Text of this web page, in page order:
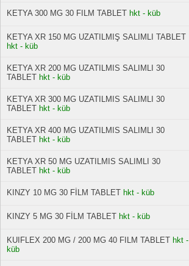
KETYA 300 MG 30 FILM TABLET hkt - küb
KETYA XR 150 MG UZATILMIŞ SALIMLI TABLET
hkt - küb
KETYA XR 200 MG UZATILMIS SALIMLI 30
TABLET hkt - küb
KETYA XR 300 MG UZATILMIS SALIMLI 30
TABLET hkt - küb
KETYA XR 400 MG UZATILMIS SALIMLI 30
TABLET hkt - küb
KETYA XR 50 MG UZATILMIS SALIMLI 30
TABLET hkt - küb
KINZY 10 MG 30 FİLM TABLET hkt - küb
KINZY 5 MG 30 FİLM TABLET hkt - küb
KUIFLEX 200 MG / 200 MG 40 FILM TABLET hkt -
küb